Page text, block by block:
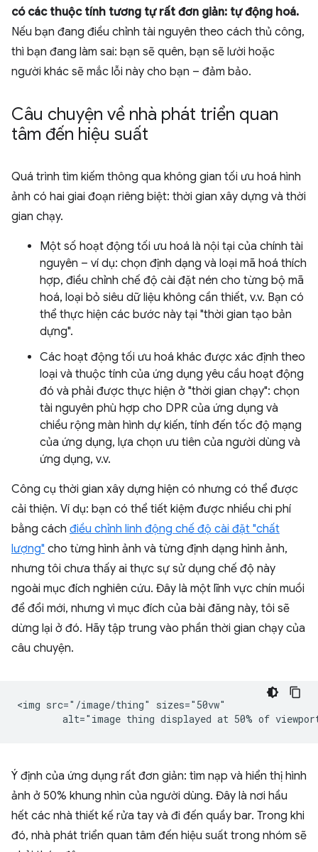
có các thuộc tính tương tự rất đơn giản: tự động hoá.
Nếu bạn đang điều chỉnh tài nguyên theo cách thủ công,
thì bạn đang làm sai: bạn sẽ quên, bạn sẽ lười hoặc
người khác sẽ mắc lỗi này cho bạn – đảm bảo.
Câu chuyện về nhà phát triển quan
tâm đến hiệu suất
Quá trình tìm kiếm thông qua không gian tối ưu hoá hình
ảnh có hai giai đoạn riêng biệt: thời gian xây dựng và thời
gian chạy.
Một số hoạt động tối ưu hoá là nội tại của chính tài
nguyên – ví dụ: chọn định dạng và loại mã hoá thích
hợp, điều chỉnh chế độ cài đặt nén cho từng bộ mã
hoá, loại bỏ siêu dữ liệu không cần thiết, v.v. Bạn có
thể thực hiện các bước này tại "thời gian tạo bản
dựng".
Các hoạt động tối ưu hoá khác được xác định theo
loại và thuộc tính của ứng dụng yêu cầu hoạt động
đó và phải được thực hiện ở "thời gian chạy": chọn
tài nguyên phù hợp cho DPR của ứng dụng và
chiều rộng màn hình dự kiến, tính đến tốc độ mạng
của ứng dụng, lựa chọn ưu tiên của người dùng và
ứng dụng, v.v.
Công cụ thời gian xây dựng hiện có nhưng có thể được
cải thiện. Ví dụ: bạn có thể tiết kiệm được nhiều chi phí
bằng cách điều chỉnh linh động chế độ cài đặt "chất
lượng" cho từng hình ảnh và từng định dạng hình ảnh,
nhưng tôi chưa thấy ai thực sự sử dụng chế độ này
ngoài mục đích nghiên cứu. Đây là một lĩnh vực chín muồi
để đổi mới, nhưng vì mục đích của bài đăng này, tôi sẽ
dừng lại ở đó. Hãy tập trung vào phần thời gian chạy của
câu chuyện.
<img src="/image/thing" sizes="50vw"
Ý định của ứng dụng rất đơn giản: tìm nạp và hiển thị hình
ảnh ở 50% khung nhìn của người dùng. Đây là nơi hầu
hết các nhà thiết kế rửa tay và đi đến quầy bar. Trong khi
đó, nhà phát triển quan tâm đến hiệu suất trong nhóm sẽ